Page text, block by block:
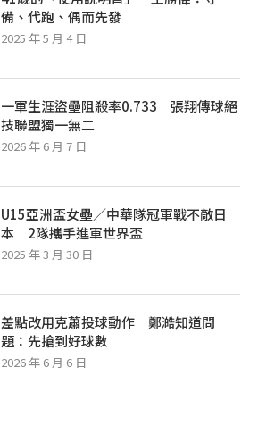
備、代跑、偶而先發
2025 年 5 月 4 日
一軍生涯盜壘阻殺率0.733 張翔傳球絕
技聯盟獨一無二
2026 年 6 月 7 日
U15亞洲盃女壘／中華隊冠軍戰不敵日
本 2隊攜手進軍世界盃
2025 年 3 月 30 日
差點改用克蕭投球動作 鄭澔知道問
題：先搶到好球數
2026 年 6 月 6 日